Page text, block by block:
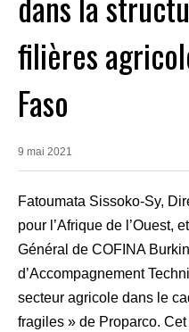
filières
Faso
9 mai 2021
Fatoumata Sissoko-Sy,
pour l’Afrique de l’Ouest,
Général de COFINA
d’Accompagnement
secteur agricole dans le
fragiles » de Proparco.